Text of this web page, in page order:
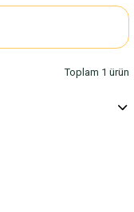
Toplam 1 ürün